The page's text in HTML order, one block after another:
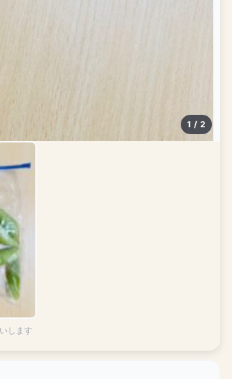
1 / 2
します